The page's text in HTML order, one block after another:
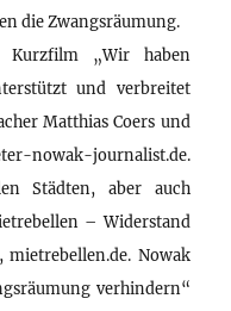
die Zwangsräumung.
„Wir haben
und verbreitet
Matthias Coers und
nowak-journalist.de.
Städten, aber auch
– Widerstand
mietrebellen.de. Nowak
verhindern“